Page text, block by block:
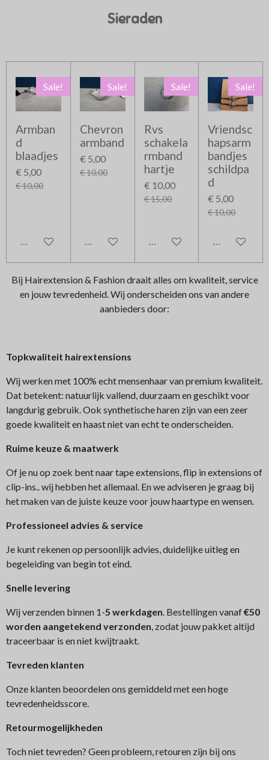
Sieraden
Sale!
Armban
d
blaadjes
€ 5,00
€ 10,00
In winkelwagen
Sale!
Chevron
armband
€ 5,00
€ 10,00
In winkelwagen
Sale!
Rvs
schakela
rmband
hartje
€ 10,00
€ 15,00
In winkelwagen
Sale!
Vriendsc
hapsarm
bandjes
schildpa
d
€ 5,00
€ 10,00
In
Bij Hairextension & Fashion draait alles om kwaliteit, service
en jouw tevredenheid. Wij onderscheiden ons van andere
aanbieders door:
Topkwaliteit hairextensions
Wij werken met 100% echt mensenhaar van premium kwaliteit.
Dat betekent: natuurlijk vallend, duurzaam en geschikt voor
langdurig gebruik. Ook synthetische haren zijn van een zeer
goede kwaliteit en haast niet van echt te onderscheiden.
Ruime keuze & maatwerk
Of je nu op zoek bent naar tape extensions, flip in extensions of
clip-ins.. wij hebben het allemaal. En we adviseren je graag bij
het maken van de juiste keuze voor jouw haartype en wensen.
Professioneel advies & service
Je kunt rekenen op persoonlijk advies, duidelijke uitleg en
begeleiding van begin tot eind.
Snelle levering
Wij verzenden binnen 1-5 werkdagen. Bestellingen vanaf€50
worden aangetekend verzonden, zodat jouw pakket altijd
traceerbaar is en niet kwijtraakt.
Tevreden klanten
Onze klanten beoordelen ons gemiddeld met een hoge
tevredenheidsscore.
Retourmogelijkheden
Toch niet tevreden? Geen probleem, retouren zijn bij ons